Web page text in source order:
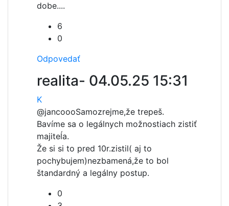
dobe....
6
0
Odpovedať
realita- 04.05.25 15:31
K
@jancoooSamozrejme,že trepeš.
Bavíme sa o legálnych možnostiach zistiť
majiteĺa.
Že si si to pred 10r.zistil( aj to
pochybujem)nezbamená,že to bol
štandardný a legálny postup.
0